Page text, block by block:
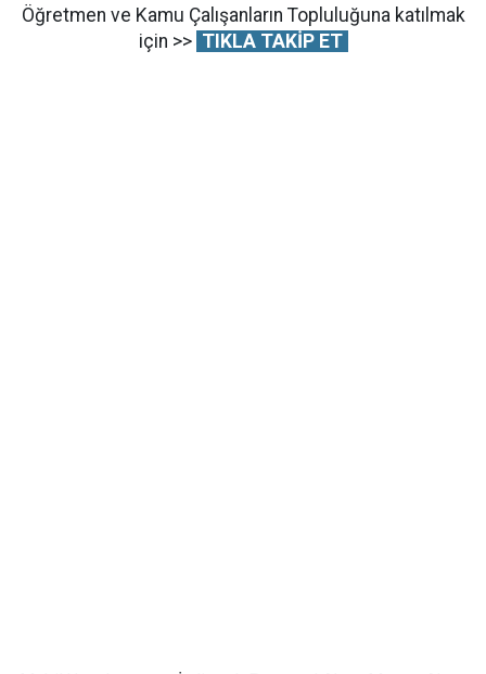
Öğretmen ve Kamu Çalışanların Topluluğuna katılmak
için >> TIKLA TAKİP ET